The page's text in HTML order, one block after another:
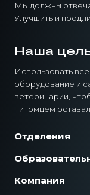
Мы должны
Улучшить и
Наша
Использовать
оборудование и
ветеринарии,
питомцем
Отделения
Компания